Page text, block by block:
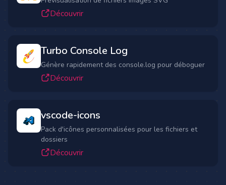
Découvrir
Turbo Console Log
Génère rapidement des console.log pour déboguer
Découvrir
vscode-icons
Pack d'icônes personnalisées pour les fichiers et
dossiers
Découvrir